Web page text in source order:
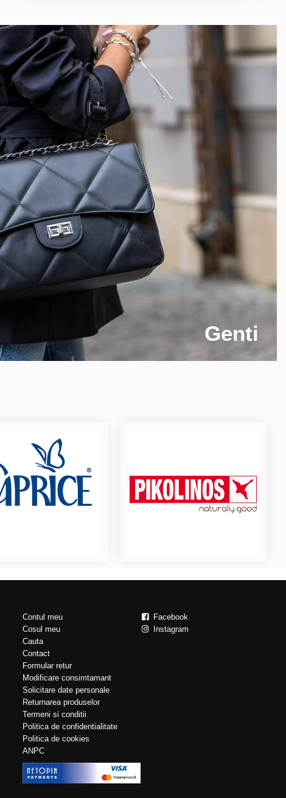
Genti
Contul meu
Cosul meu
Cauta
Contact
Formular retur
Modificare consimtamant
Solicitare date personale
Returnarea produselor
Termeni si conditii
Politica de confidentialitate
Politica de cookies
ANPC
Facebook
Instagram